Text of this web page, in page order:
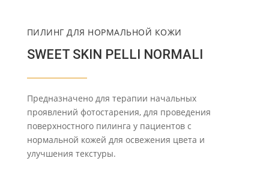
ПИЛИНГ ДЛЯ НОРМАЛЬНОЙ КОЖИ
SWEET SKIN PELLI NORMALI
Предназначено для терапии начальных
проявлений фотостарения, для проведения
поверхностного пилинга у пациентов с
нормальной кожей для освежения цвета и
улучшения текстуры.